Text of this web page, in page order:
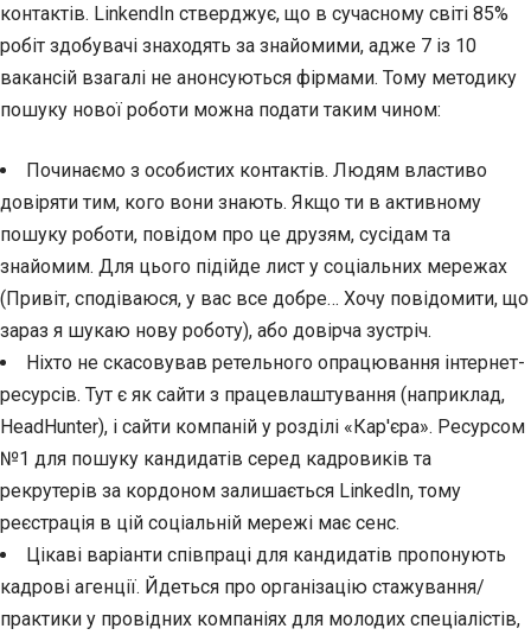
контактів. LinkendIn стверджує, що в сучасному світі 85%
робіт здобувачі знаходять за знайомими, адже 7 із 10
вакансій взагалі не анонсуються фірмами. Тому методику
пошуку нової роботи можна подати таким чином:
Починаємо з особистих контактів. Людям властиво
довіряти тим, кого вони знають. Якщо ти в активному
пошуку роботи, повідом про це друзям, сусідам та
знайомим. Для цього підійде лист у соціальних мережах
(Привіт, сподіваюся, у вас все добре… Хочу повідомити, що
зараз я шукаю нову роботу), або довірча зустріч.
Ніхто не скасовував ретельного опрацювання інтернет-
ресурсів. Тут є як сайти з працевлаштування (наприклад,
HeadHunter), і сайти компаній у розділі «Кар'єра». Ресурсом
№1 для пошуку кандидатів серед кадровиків та
рекрутерів за кордоном залишається LinkedIn, тому
реєстрація в цій соціальній мережі має сенс.
Цікаві варіанти співпраці для кандидатів пропонують
кадрові агенції. Йдеться про організацію стажування/
практики у провідних компаніях для молодих спеціалістів,